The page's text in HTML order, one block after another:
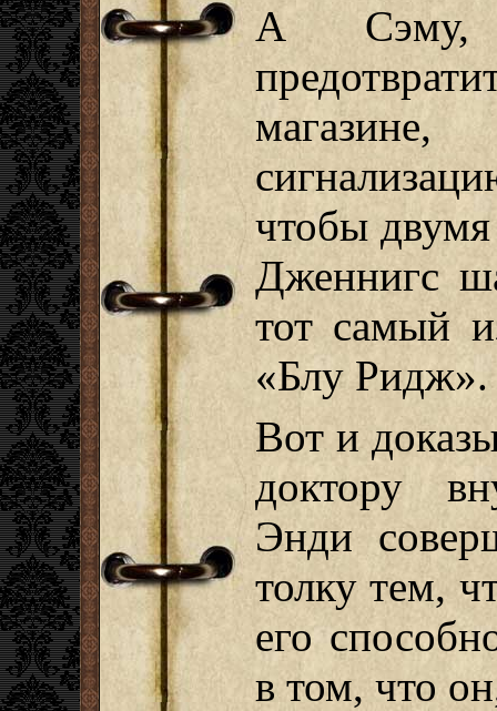
А Сэму,
чтобы
Дженнигс
тот самый
«Блу Ридж».
Вот и
доктору
Энди
толку тем,
его
в том, что